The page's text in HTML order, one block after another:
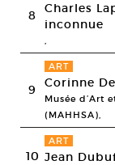
8
Charles
inconnue
,
9
ART
Corinne
Musée d’Art
(MAHHSA),
10
ART
Jean